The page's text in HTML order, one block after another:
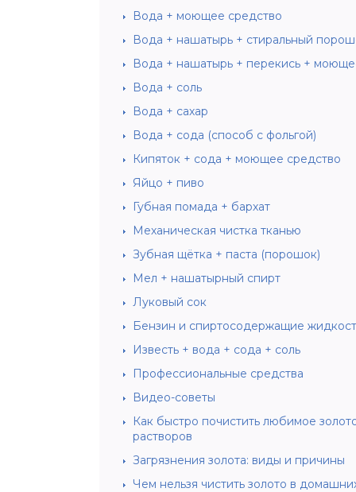
Вода + моющее средство
Вода + нашатырь + стиральный
Вода + нашатырь + перекись +
Вода + соль
Вода + сахар
Вода + сода (способ с фольгой)
Кипяток + сода + моющее средство
Яйцо + пиво
Губная помада + бархат
Механическая чистка тканью
Зубная щётка + паста (порошок)
Мел + нашатырный спирт
Луковый сок
Бензин и спиртосодержащие
Известь + вода + сода + соль
Профессиональные средства
Видео-советы
Как быстро почистить любимое
растворов
Загрязнения золота: виды и причины
Чем нельзя чистить золото в